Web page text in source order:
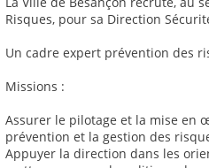
Risques, pour sa Direction
Un cadre expert prévention des
Missions :
Assurer le pilotage et la mise en
prévention et la gestion des
Appuyer la direction dans les